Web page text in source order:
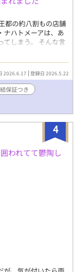
解出来ず、春男は
果たして春男は無事
。 ※BL要素はあり
定にしています。
子♀】【ピヨッタ
す。人間ではない為
助かります。また、
んでいたり、矛盾点
。また、ヒヨコ達
都の約八割もの店舗
ナハトメーアは、あ
てしまう。 そんな言
り驚いたのは、ハ
だった。 「三食、風
しまって、まさかの
物のように、静か
商会長は、その日
仕事の時にはお弁当
れている。 どうし
そんななか、商会に
王都へやってくる。
く落ち着いた辺境
た聖女の如き存
いく。 実は異世界
迫っている美人商
の方になります。
2026.6.17 登録日 2026.5.22
保証つき
4
われてて鬱陶し